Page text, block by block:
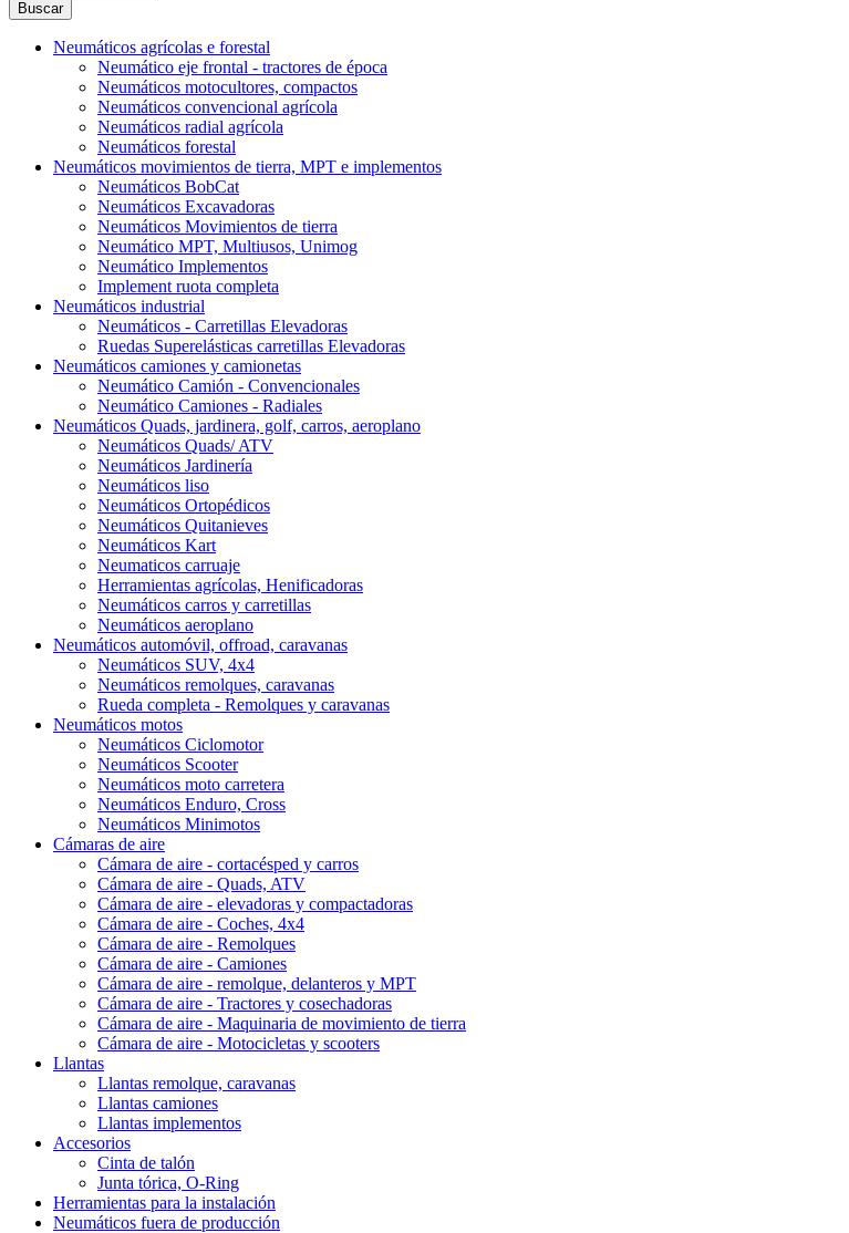
Neumáticos agrícolas e forestal
Neumático eje frontal - tractores de época
Neumáticos motocultores, compactos
Neumáticos convencional agrícola
Neumáticos radial agrícola
Neumáticos forestal
Neumáticos movimientos de tierra, MPT e implementos
Neumáticos BobCat
Neumáticos Excavadoras
Neumáticos Movimientos de tierra
Neumático MPT, Multiusos, Unimog
Neumático Implementos
Implement ruota completa
Neumáticos industrial
Neumáticos - Carretillas Elevadoras
Ruedas Superelásticas carretillas Elevadoras
Neumáticos camiones y camionetas
Neumático Camión - Convencionales
Neumático Camiones - Radiales
Neumáticos Quads, jardinera, golf, carros, aeroplano
Neumáticos Quads/ ATV
Neumáticos Jardinería
Neumáticos liso
Neumáticos Ortopédicos
Neumáticos Quitanieves
Neumáticos Kart
Neumaticos carruaje
Herramientas agrícolas, Henificadoras
Neumáticos carros y carretillas
Neumáticos aeroplano
Neumáticos automóvil, offroad, caravanas
Neumáticos SUV, 4x4
Neumáticos remolques, caravanas
Rueda completa - Remolques y caravanas
Neumáticos motos
Neumáticos Ciclomotor
Neumáticos Scooter
Neumáticos moto carretera
Neumáticos Enduro, Cross
Neumáticos Minimotos
Cámaras de aire
Cámara de aire - cortacésped y carros
Cámara de aire - Quads, ATV
Cámara de aire - elevadoras y compactadoras
Cámara de aire - Coches, 4x4
Cámara de aire - Remolques
Cámara de aire - Camiones
Cámara de aire - remolque, delanteros y MPT
Cámara de aire - Tractores y cosechadoras
Cámara de aire - Maquinaria de movimiento de tierra
Cámara de aire - Motocicletas y scooters
Llantas
Llantas remolque, caravanas
Llantas camiones
Llantas implementos
Accesorios
Cinta de talón
Junta tórica, O-Ring
Herramientas para la instalación
Neumáticos fuera de producción